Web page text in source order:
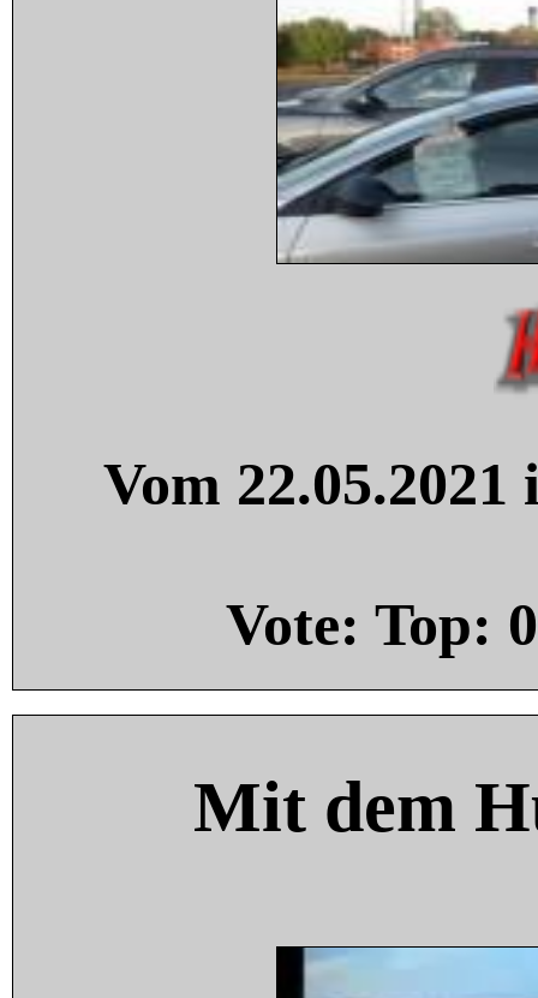
Vom
Vote: Top: 0
Mit dem